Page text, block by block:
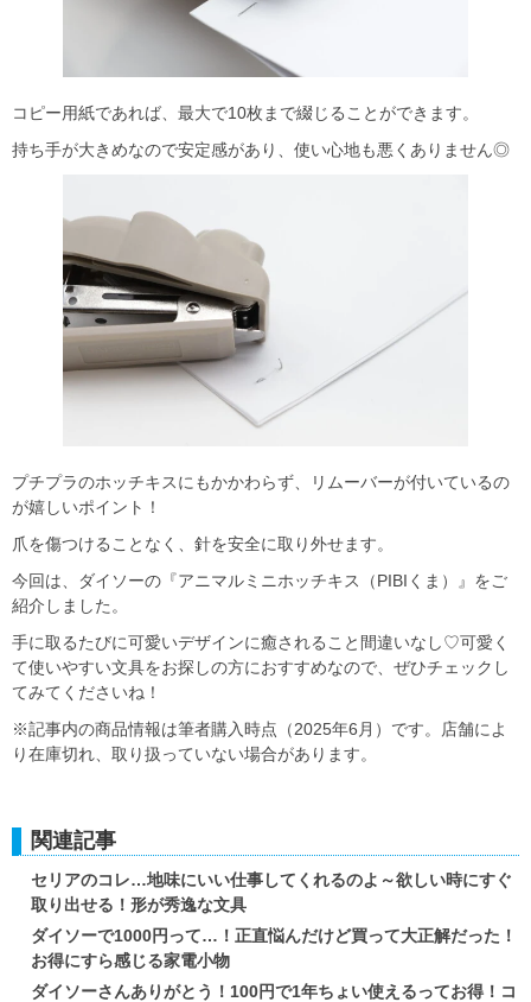
コピー用紙であれば、最大で10枚まで綴じることができます。
持ち手が大きめなので安定感があり、使い心地も悪くありません◎
プチプラのホッチキスにもかかわらず、リムーバーが付いているの
が嬉しいポイント！
爪を傷つけることなく、針を安全に取り外せます。
今回は、ダイソーの『アニマルミニホッチキス（PIBIくま）』をご
紹介しました。
手に取るたびに可愛いデザインに癒されること間違いなし♡可愛く
て使いやすい文具をお探しの方におすすめなので、ぜひチェックし
てみてくださいね！
※記事内の商品情報は筆者購入時点（2025年6月）です。店舗によ
り在庫切れ、取り扱っていない場合があります。
関連記事
セリアのコレ…地味にいい仕事してくれるのよ～欲しい時にすぐ
取り出せる！形が秀逸な文具
ダイソーで1000円って…！正直悩んだけど買って大正解だった！
お得にすら感じる家電小物
ダイソーさんありがとう！100円で1年ちょい使えるってお得！コ